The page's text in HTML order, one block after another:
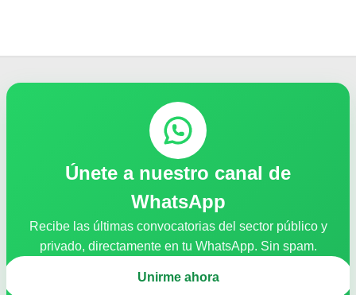
Únete a nuestro canal de
WhatsApp
Recibe las últimas convocatorias del sector público y
privado, directamente en tu WhatsApp. Sin spam.
Unirme ahora